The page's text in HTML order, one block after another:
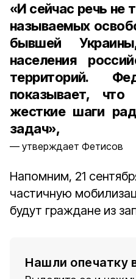
«И сейчас речь не
называемых
бывшей
населения
территорий.
показывает,
жесткие шаги
задач»,
утверждает Фетисов
Напомним, 21
частичную
будут граждане из
Нашли опечатку